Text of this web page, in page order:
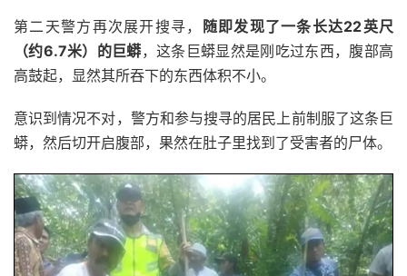
第二天警方再次展开搜寻，
随即发现了一条长达22英尺
（约6.7米）的巨蟒，这条巨蟒显然是刚吃过东西，腹部高
高鼓起，显然其所吞下的东西体积不小。
意识到情况不对，警方和参与搜寻的居民上前制服了这条巨
蟒，然后切开启腹部，果然在肚子里找到了受害者的尸体。